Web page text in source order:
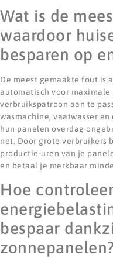
Wat is de
waardoor
besparen op
De meest gemaakte fout is
automatisch voor maximale
verbruikspatroon aan te
wasmachine, vaatwasser
hun panelen overdag
net. Door grote verbruikers
productie-uren van je
en betaal je merkbaar
Hoe
bespaar